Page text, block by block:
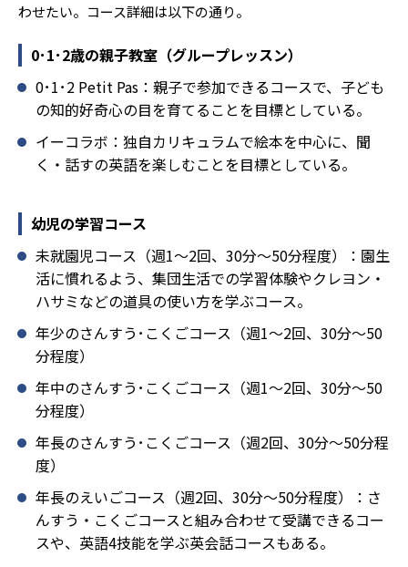
わせたい。コース詳細は以下の通り。
0･1･2歳の親子教室（グループレッスン）
0･1･2 Petit Pas：親子で参加できるコースで、子ども
の知的好奇心の目を育てることを目標としている。
イーコラボ：独自カリキュラムで絵本を中心に、聞
く・話すの英語を楽しむことを目標としている。
幼児の学習コース
未就園児コース（週1～2回、30分～50分程度）：園生
活に慣れるよう、集団生活での学習体験やクレヨン・
ハサミなどの道具の使い方を学ぶコース。
年少のさんすう･こくごコース（週1～2回、30分～50
分程度）
年中のさんすう･こくごコース（週1～2回、30分～50
分程度）
年長のさんすう･こくごコース（週2回、30分～50分程
度）
年長のえいごコース（週2回、30分～50分程度）：さ
んすう・こくごコースと組み合わせて受講できるコー
スや、英語4技能を学ぶ英会話コースもある。